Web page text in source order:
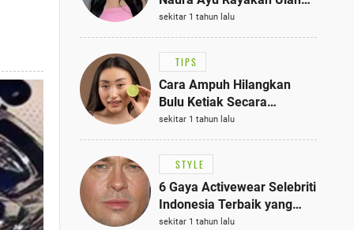
Tahun di Panti Asuhan,
Terlihat Anggun dengan
Kaftan Cokelat
sekitar 1 tahun lalu
TIPS
Cara Ampuh Hilangkan
Bulu Ketiak Secara
Permanen dalam 5
Langkah Sederhana
sekitar 1 tahun lalu
STYLE
6 Gaya Activewear Selebriti
Indonesia Terbaik yang
Bisa Jadi Inspirasi
sekitar 1 tahun lalu